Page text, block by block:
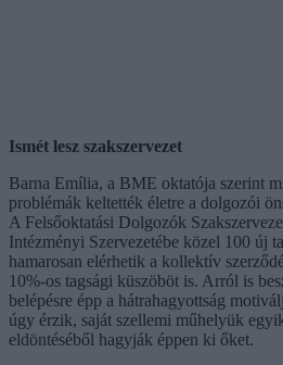
Ismét lesz szakszervezet
Barna Emília, a BME oktatója szerint
problémák keltették életre a dolgozói
A Felsőoktatási Dolgozók
Intézményi Szervezetébe közel 100 új
hamarosan elérhetik a kollektív
10%-os tagsági küszöböt is. Arról is
belépésre épp a hátrahagyottság
úgy érzik, saját szellemi műhelyük
eldöntéséből hagyják éppen ki őket.